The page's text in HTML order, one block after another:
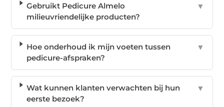
Gebruikt Pedicure Almelo
milieuvriendelijke producten?
▼
Hoe onderhoud ik mijn voeten tussen
pedicure-afspraken?
▼
Wat kunnen klanten verwachten bij hun
eerste bezoek?
▼